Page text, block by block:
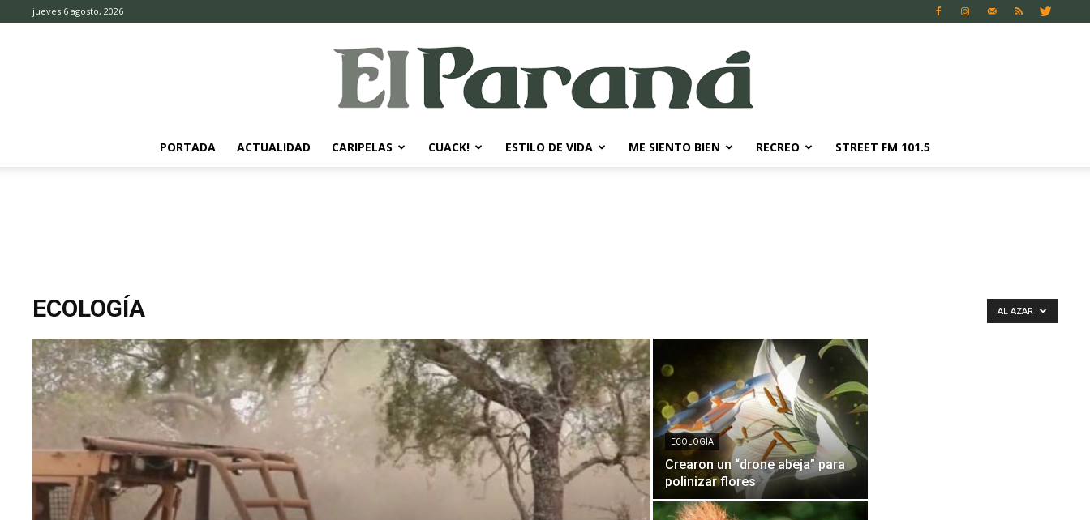
jueves 6 agosto, 2026
Diario
PORTADA ACTUALIDAD CARIPELAS CUACK! ESTILO DE VIDA ME SIENTO BIEN RECREO STREET FM 101.5
ECOLOGÍA AL AZAR
ECOLOGÍA
Crearon un “drone abeja” para
polinizar flores